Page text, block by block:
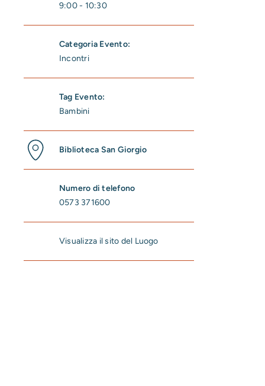
9:00 - 10:30
Categoria Evento:
Incontri
Tag Evento:
Bambini
Biblioteca San Giorgio
Numero di telefono
0573 371600
Visualizza il sito del Luogo